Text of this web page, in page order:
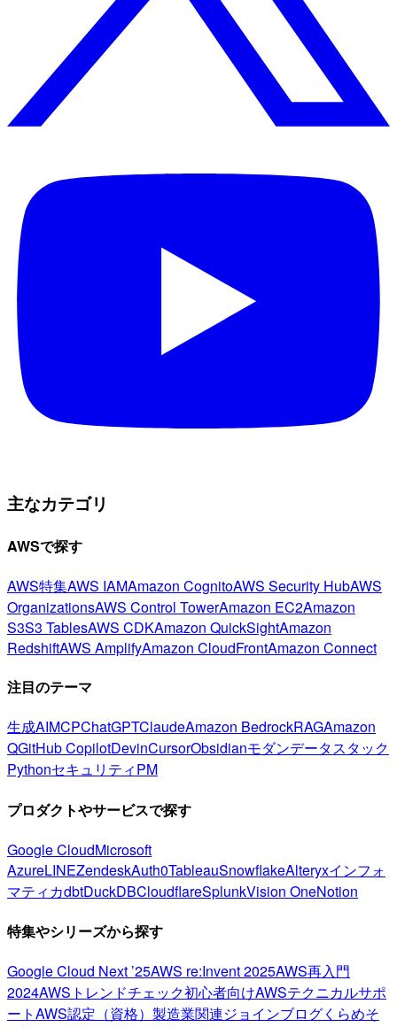
主なカテゴリ
AWSで探す
AWS特集AWS IAMAmazon CognitoAWS Security HubAWS
OrganizationsAWS Control TowerAmazon EC2Amazon
S3S3 TablesAWS CDKAmazon QuickSightAmazon
RedshiftAWS AmplifyAmazon CloudFrontAmazon Connect
注目のテーマ
生成AIMCPChatGPTClaudeAmazon BedrockRAGAmazon
QGitHub CopilotDevinCursorObsidianモダンデータスタック
PythonセキュリティPM
プロダクトやサービスで探す
Google CloudMicrosoft
AzureLINEZendeskAuth0TableauSnowflakeAlteryxインフォ
マティカdbtDuckDBCloudflareSplunkVision OneNotion
特集やシリーズから探す
Google Cloud Next ’25AWS re:Invent 2025AWS再入門
2024AWSトレンドチェック初心者向けAWSテクニカルサポ
ートAWS認定（資格） 製造業関連ジョインブログくらめそ